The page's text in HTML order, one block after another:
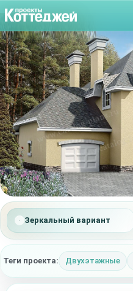
Зеркальный вариант
Теги проекта: Двухэтажные